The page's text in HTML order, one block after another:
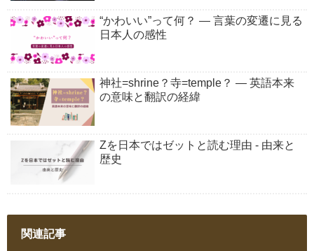
“かわいい”って何？ ― 言葉の変遷に見る
日本人の感性
神社=shrine？寺=temple？ ― 英語本来
の意味と翻訳の経緯
Zを日本ではゼットと読む理由 - 由来と
歴史
関連記事